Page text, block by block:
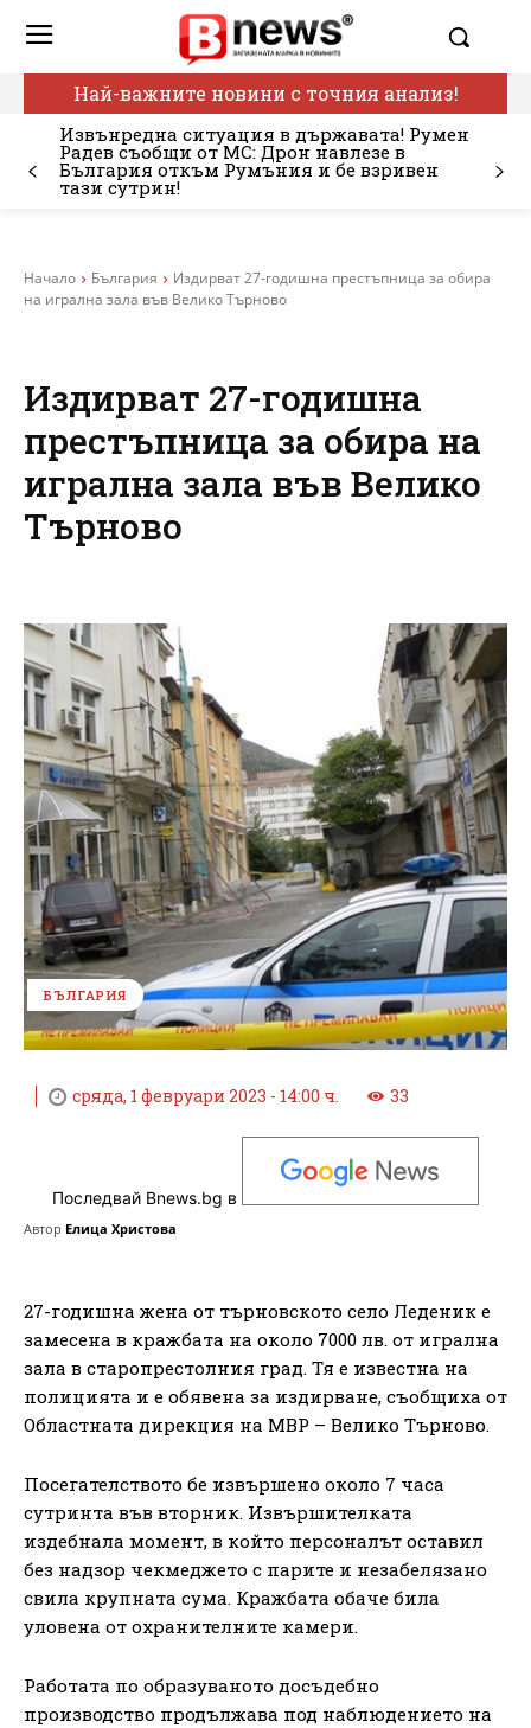
Най-важните новини с точния анализ!
Извънредна ситуация в държавата! Румен
Радев съобщи от МС: Дрон навлезе в
България откъм Румъния и бе взривен
тази сутрин!
Начало България
Издирват 27-годишна престъпница за обира
на игрална зала във Велико Търново
Издирват 27-годишна
престъпница за обира на
игрална зала във Велико
Търново
БЪЛГАРИЯ
сряда, 1 февруари 2023 - 14:00 ч. 33
Последвай Bnews.bg в
Автор Елица Христова
27-годишна жена от търновското село Леденик е
замесена в кражбата на около 7000 лв. от игрална
зала в старопрестолния град. Тя е известна на
полицията и е обявена за издирване, съобщиха от
Областната дирекция на МВР – Велико Търново.
Посегателството бе извършено около 7 часа
сутринта във вторник. Извършителката
издебнала момент, в който персоналът оставил
без надзор чекмеджето с парите и незабелязано
свила крупната сума. Кражбата обаче била
уловена от охранителните камери.
Работата по образуваното досъдебно
производство продължава под наблюдението на